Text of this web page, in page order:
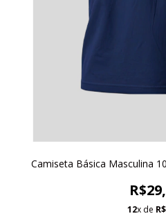
Camiseta Básica Masculina
12x de